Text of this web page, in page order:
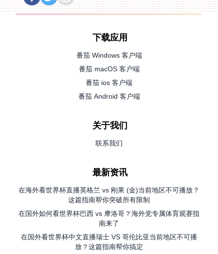
下载应用
番茄 Windows 客户端
番茄 macOS 客户端
番茄 ios 客户端
番茄 Android 客户端
关于我们
联系我们
最新资讯
在海外看世界杯直播英格兰 vs 刚果 (金)当前地区不可播放？
这篇指南帮你突破所有限制
在国外如何看世界杯巴西 vs 摩洛哥？海外党专属体育观赛指
南来了
在国外看世界杯中文直播瑞士 VS 哥伦比亚当前地区不可播
放？这篇指南帮你搞定